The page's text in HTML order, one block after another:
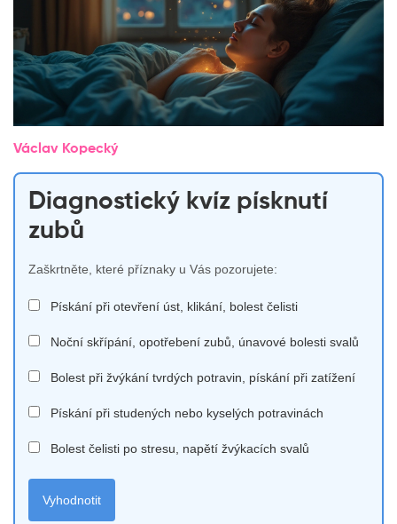
Václav Kopecký
Diagnostický kvíz písknutí
zubů
Zaškrtněte, které příznaky u Vás pozorujete:
Pískání při otevření úst, klikání, bolest čelisti
Noční skřípání, opotřebení zubů, únavové bolesti svalů
Bolest při žvýkání tvrdých potravin, pískání při zatížení
Pískání při studených nebo kyselých potravinách
Bolest čelisti po stresu, napětí žvýkacích svalů
Vyhodnotit